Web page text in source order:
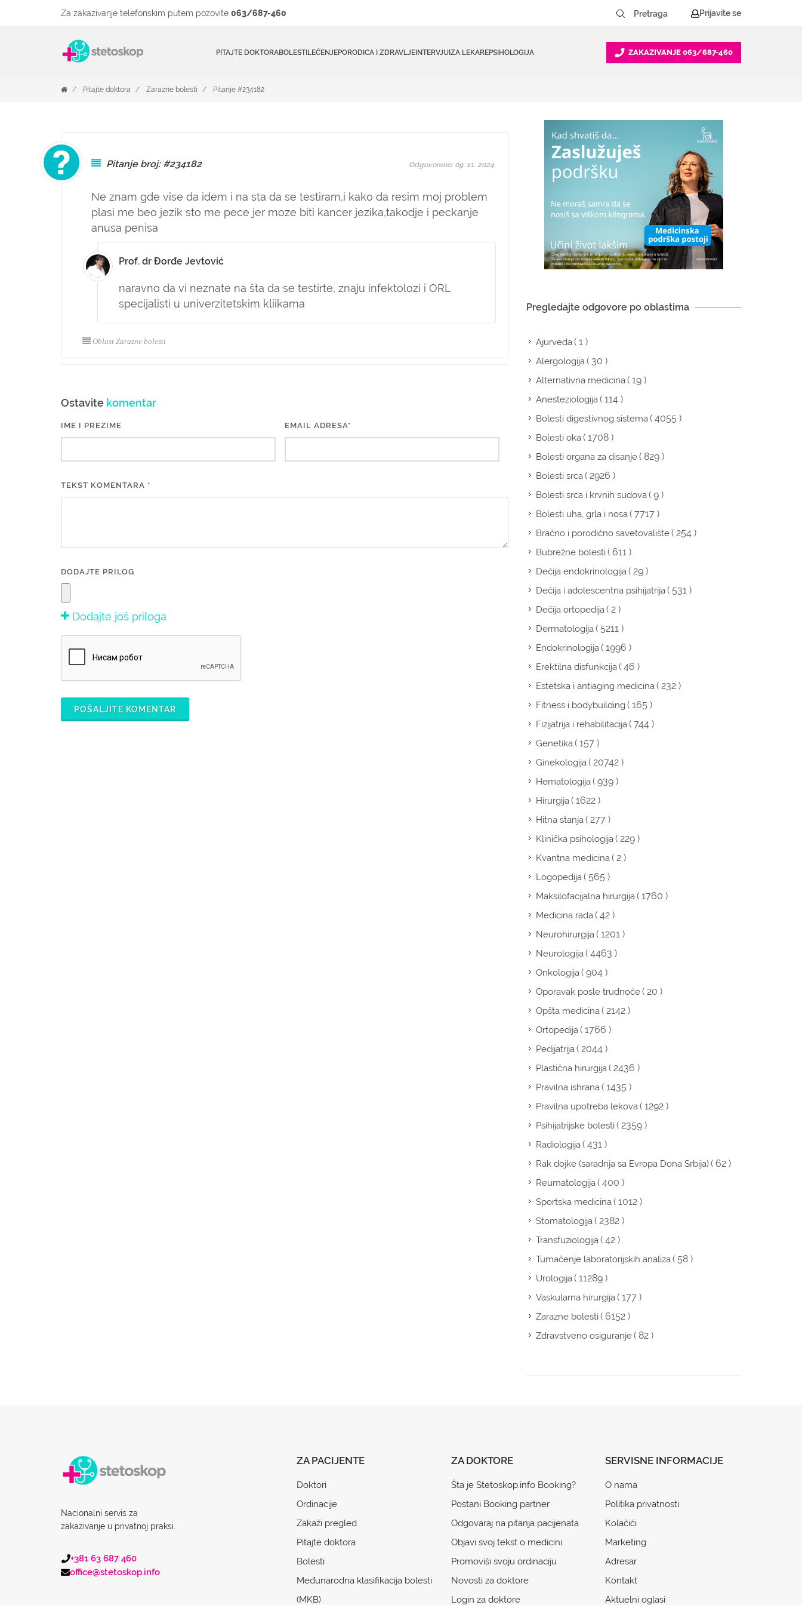
Za zakazivanje telefonskim putem pozovite 063/687-460 Prijavite se
PITAJTE DOKTORABOLESTILEČENJEPORODICA I ZDRAVLJEINTERVJUIZA LEKAREPSIHOLOGIJA ZAKAZIVANJE 063/687-460
Pitajte doktora Zarazne bolesti Pitanje #234182
Pitanje broj: #234182
Ne znam gde vise da idem i na sta da se testiram,i kako da resim moj problem
plasi me beo jezik sto me pece jer moze biti kancer jezika,takodje i peckanje
anusa penisa
Odgovoreno: 09. 11. 2024.
Prof. dr Đorđe Jevtović
naravno da vi neznate na šta da se testirte, znaju infektolozi i ORL
specijalisti u univerzitetskim kliikama
Oblast Zarazne bolesti
Ostavite komentar
IME I PREZIME EMAIL ADRESA*
TEKST KOMENTARA *
DODAJTE PRILOG
Dodajte još priloga
POŠALJITE KOMENTAR
Pregledajte odgovore po oblastima
Ajurveda( 1 )
Alergologija( 30 )
Alternativna medicina( 19 )
Anesteziologija( 114 )
Bolesti digestivnog sistema( 4055 )
Bolesti oka( 1708 )
Bolesti organa za disanje( 829 )
Bolesti srca( 2926 )
Bolesti srca i krvnih sudova( 9 )
Bolesti uha, grla i nosa( 7717 )
Bračno i porodično savetovalište( 254 )
Bubrežne bolesti( 611 )
Dečija endokrinologija( 29 )
Dečija i adolescentna psihijatrija( 531 )
Dečija ortopedija( 2 )
Dermatologija( 5211 )
Endokrinologija( 1996 )
Erektilna disfunkcija( 46 )
Estetska i antiaging medicina( 232 )
Fitness i bodybuilding( 165 )
Fizijatrija i rehabilitacija( 744 )
Genetika( 157 )
Ginekologija( 20742 )
Hematologija( 939 )
Hirurgija( 1622 )
Hitna stanja( 277 )
Klinička psihologija( 229 )
Kvantna medicina( 2 )
Logopedija( 565 )
Maksilofacijalna hirurgija( 1760 )
Medicina rada( 42 )
Neurohirurgija( 1201 )
Neurologija( 4463 )
Onkologija( 904 )
Oporavak posle trudnoće( 20 )
Opšta medicina( 2142 )
Ortopedija( 1766 )
Pedijatrija( 2044 )
Plastična hirurgija( 2436 )
Pravilna ishrana( 1435 )
Pravilna upotreba lekova( 1292 )
Psihijatrijske bolesti( 2359 )
Radiologija( 431 )
Rak dojke (saradnja sa Evropa Dona Srbija)( 62 )
Reumatologija( 400 )
Sportska medicina( 1012 )
Stomatologija( 2382 )
Transfuziologija( 42 )
Tumačenje laboratorijskih analiza( 58 )
Urologija( 11289 )
Vaskularna hirurgija( 177 )
Zarazne bolesti( 6152 )
Zdravstveno osiguranje( 82 )
Nacionalni servis za
zakazivanje u privatnoj praksi.
+381 63 687 460
office@stetoskop.info
ZA PACIJENTE
Doktori
Ordinacije
Zakaži pregled
Pitajte doktora
Bolesti
Međunarodna klasifikacija bolesti
(MKB)
ZA DOKTORE
Šta je Stetoskop.info Booking?
Postani Booking partner
Odgovaraj na pitanja pacijenata
Objavi svoj tekst o medicini
Promoviši svoju ordinaciju
Novosti za doktore
Login za doktore
SERVISNE INFORMACIJE
O nama
Politika privatnosti
Kolačići
Marketing
Adresar
Kontakt
Aktuelni oglasi